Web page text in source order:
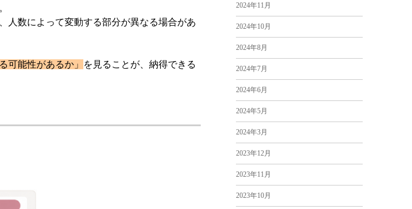
人数によって変動する部分が異なる場合があ
可能性があるか」
を見ることが、納得できる
2024年11月
2024年10月
2024年8月
2024年7月
2024年6月
2024年5月
2024年3月
2023年12月
2023年11月
2023年10月